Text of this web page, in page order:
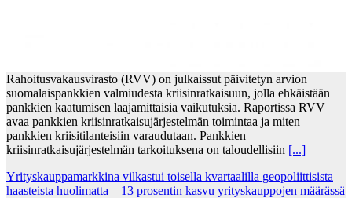
Rahoitusvakausvirasto (RVV) on julkaissut päivitetyn arvion
suomalaispankkien valmiudesta kriisinratkaisuun, jolla ehkäistään
pankkien kaatumisen laajamittaisia vaikutuksia. Raportissa RVV
avaa pankkien kriisinratkaisujärjestelmän toimintaa ja miten
pankkien kriisitilanteisiin varaudutaan. Pankkien
kriisinratkaisujärjestelmän tarkoituksena on taloudellisiin [...]
Yrityskauppamarkkina vilkastui toisella kvartaalilla geopoliittisista
haasteista huolimatta – 13 prosentin kasvu yrityskauppojen määrässä